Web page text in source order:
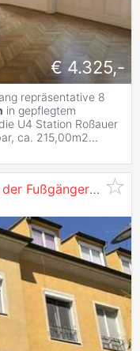
€ 4.325,-
repräsentative 8
in gepflegtem
U4 Station Roßauer
ca. 215,00m2...
118m2 Dachgeschosswohnung in der Fußgängerzone, mit